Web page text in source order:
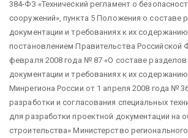
384-ФЗ «Технический регламент о
сооружений», пункта 5 Положения о составе
документации и требованиях к их
постановлением Правительства Российской
февраля 2008 года № 87 «О составе разделов
документации и требованиях к их
Минрегиона России от 1 апреля 2008 года №
разработки и согласования специальных
для разработки проектной документации на
строительства» Министерство